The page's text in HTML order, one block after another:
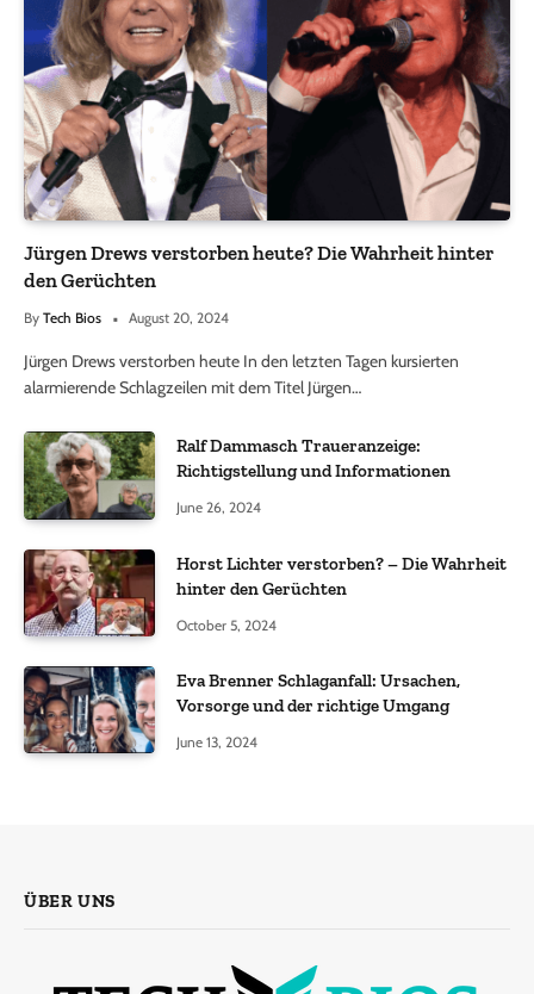
Jürgen Drews verstorben heute? Die Wahrheit hinter
den Gerüchten
By Tech Bios August 20, 2024
Jürgen Drews verstorben heute In den letzten Tagen kursierten
alarmierende Schlagzeilen mit dem Titel Jürgen…
Ralf Dammasch Traueranzeige:
Richtigstellung und Informationen
June 26, 2024
Horst Lichter verstorben? – Die Wahrheit
hinter den Gerüchten
October 5, 2024
Eva Brenner Schlaganfall: Ursachen,
Vorsorge und der richtige Umgang
June 13, 2024
ÜBER UNS